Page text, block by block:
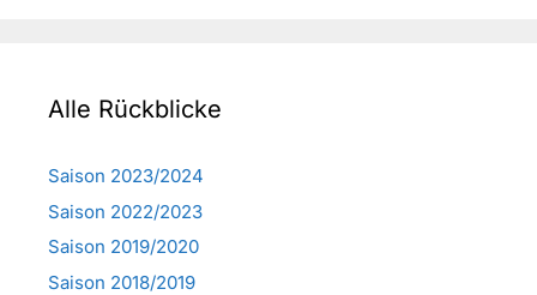
Alle Rückblicke
Saison 2023/2024
Saison 2022/2023
Saison 2019/2020
Saison 2018/2019